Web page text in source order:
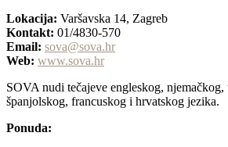
Lokacija: Varšavska 14, Zagreb
Kontakt: 01/4830-570
Email: sova@sova.hr
Web: www.sova.hr
SOVA nudi tečajeve engleskog, njemačkog,
španjolskog, francuskog i hrvatskog jezika.
Ponuda: